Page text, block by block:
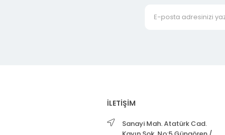
İLETİŞİM
Sanayi Mah. Atatürk Cad.